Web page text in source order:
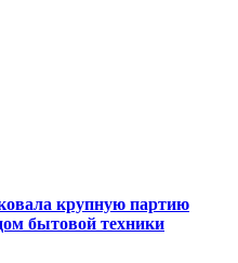
крупную партию
бытовой техники